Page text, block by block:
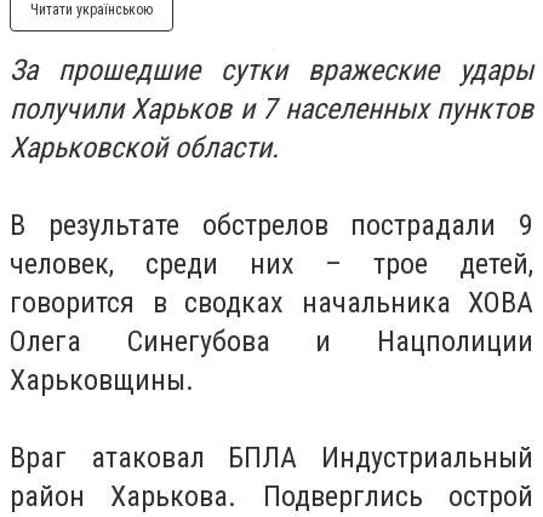
Читати українською
За прошедшие сутки вражеские удары
получили Харьков и 7 населенных пунктов
Харьковской области.
В результате обстрелов пострадали 9
человек, среди них – трое детей,
говорится в сводках начальника ХОВА
Олега Синегубова и Нацполиции
Харьковщины.
Враг атаковал БПЛА Индустриальный
район Харькова. Подверглись острой